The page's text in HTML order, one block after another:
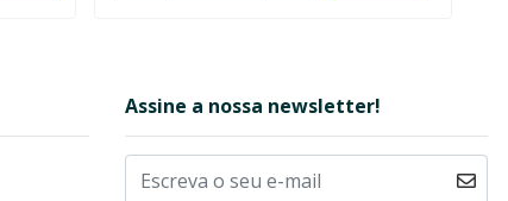
Assine a nossa newsletter!